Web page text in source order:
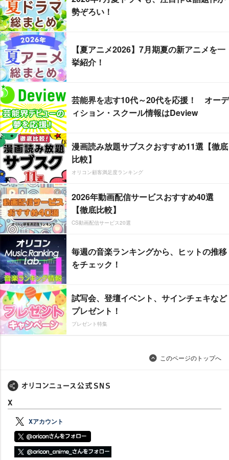
勢ぞろい！
【夏アニメ2026】7月期夏の新アニメを一
挙紹介！
芸能界を志す10代～20代を応援！ オーデ
ィション・スクール情報はDeview
漫画読み放題サブスクおすすめ11選【徹底
比較】
オリコン顧客満足度ランキング
2026年動画配信サービスおすすめ40選
【徹底比較】
CS動画配信サービス20選
毎週の音楽ランキングから、ヒットの推移
をチェック！
試写会、登壇イベント、サインチェキなど
プレゼント！
プレゼント特集
このページのトップへ
X
Xアカウント